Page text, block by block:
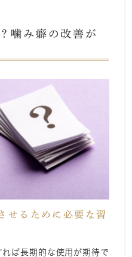
噛み癖の改善が
せるために必要な習
ば長期的な使用が期待で